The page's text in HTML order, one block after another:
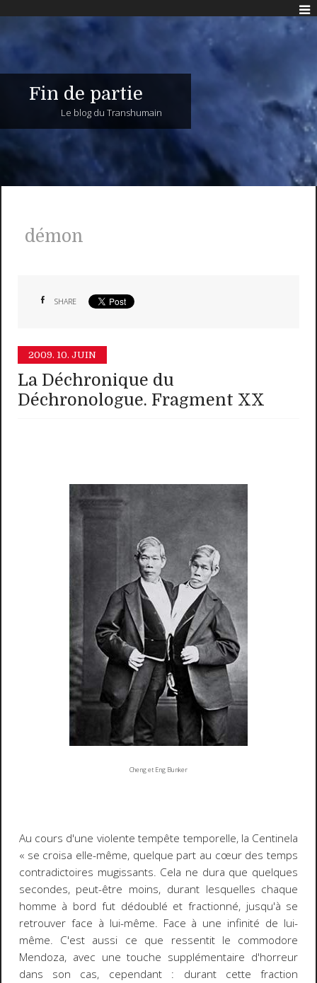
Fin de partie
Le blog du Transhumain
démon
SHARE
2009. 10. JUIN
La Déchronique du
Déchronologue. Fragment XX
Cheng et Eng Bunker
Au cours d'une violente tempête temporelle, la Centinela
« se croisa elle-même, quelque part au cœur des temps
contradictoires mugissants. Cela ne dura que quelques
secondes, peut-être moins, durant lesquelles chaque
homme à bord fut dédoublé et fractionné, jusqu'à se
retrouver face à lui-même. Face à une infinité de lui-
même. C'est aussi ce que ressentit le commodore
Mendoza, avec une touche supplémentaire d'horreur
dans son cas, cependant : durant cette fraction